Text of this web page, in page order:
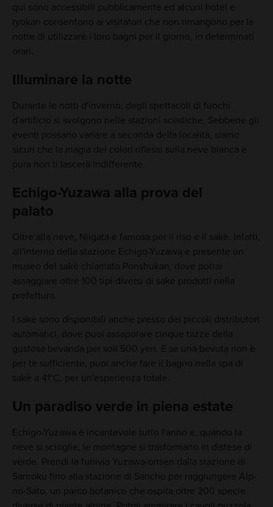
qui sono accessibili pubblicamente ed alcuni hotel e
ryokan consentono ai visitatori che non rimangono per la
notte di utilizzare i loro bagni per il giorno, in determinati
orari.
Illuminare la notte
Durante le notti d'inverno, degli spettacoli di fuochi
d'artificio si svolgono nelle stazioni sciistiche. Sebbene gli
eventi possano variare a seconda della località, siamo
sicuri che la magia dei colori riflessi sulla neve bianca e
pura non ti lascerà indifferente.
Echigo-Yuzawa alla prova del
palato
Oltre alla neve, Niigata è famosa per il riso e il sakè. Infatti,
all'interno della stazione Echigo-Yuzawa è presente un
museo del sakè chiamato Ponshukan, dove potrai
assaggiare oltre 100 tipi diversi di sakè prodotti nella
prefettura.
I sakè sono disponibili anche presso dei piccoli distributori
automatici, dove puoi assaporare cinque tazze della
gustosa bevanda per soli 500 yen. E se una bevuta non è
per te sufficiente, puoi anche fare il bagno nella spa di
sakè a 41°C, per un'esperienza totale.
Un paradiso verde in piena estate
Echigo-Yuzawa è incantevole tutto l'anno e, quando la
neve si scioglie, le montagne si trasformano in distese di
verde. Prendi la funivia Yuzawa-onsen dalla stazione di
Sanroku fino alla stazione di Sancho per raggiungere Alp-
no-Sato, un parco botanico che ospita oltre 200 specie